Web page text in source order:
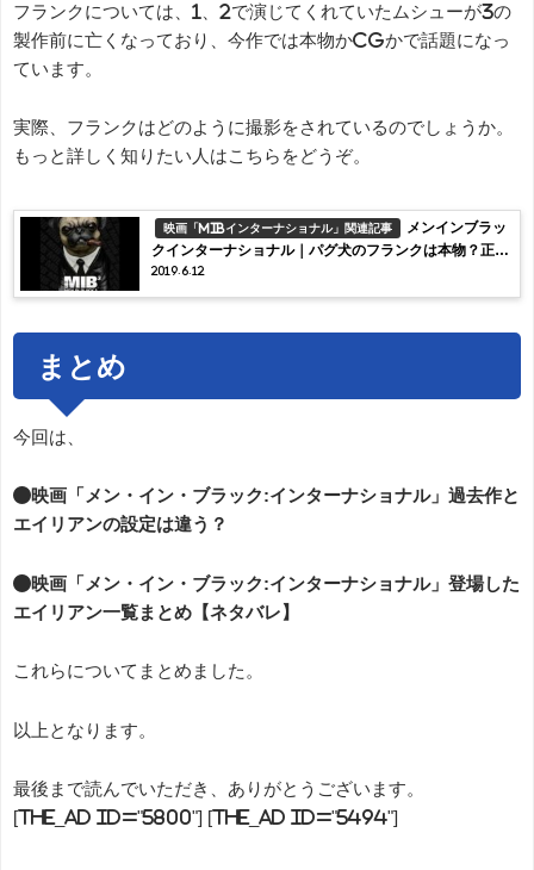
フランクについては、1、2で演じてくれていたムシューが3の
製作前に亡くなっており、今作では本物かCGかで話題になっ
ています。
実際、フランクはどのように撮影をされているのでしょうか。
もっと詳しく知りたい人はこちらをどうぞ。
映画「MIBインターナショナル」関連記事
メンインブラッ
クインターナショナル｜パグ犬のフランクは本物？正体
や復活の理由についても
2019.6.12
まとめ
今回は、
●映画「メン・イン・ブラック:インターナショナル」過去作と
エイリアンの設定は違う？
●映画「メン・イン・ブラック:インターナショナル」登場した
エイリアン一覧まとめ【ネタバレ】
これらについてまとめました。
以上となります。
最後まで読んでいただき、ありがとうございます。
[the_ad id="5800"] [the_ad id="5494"]